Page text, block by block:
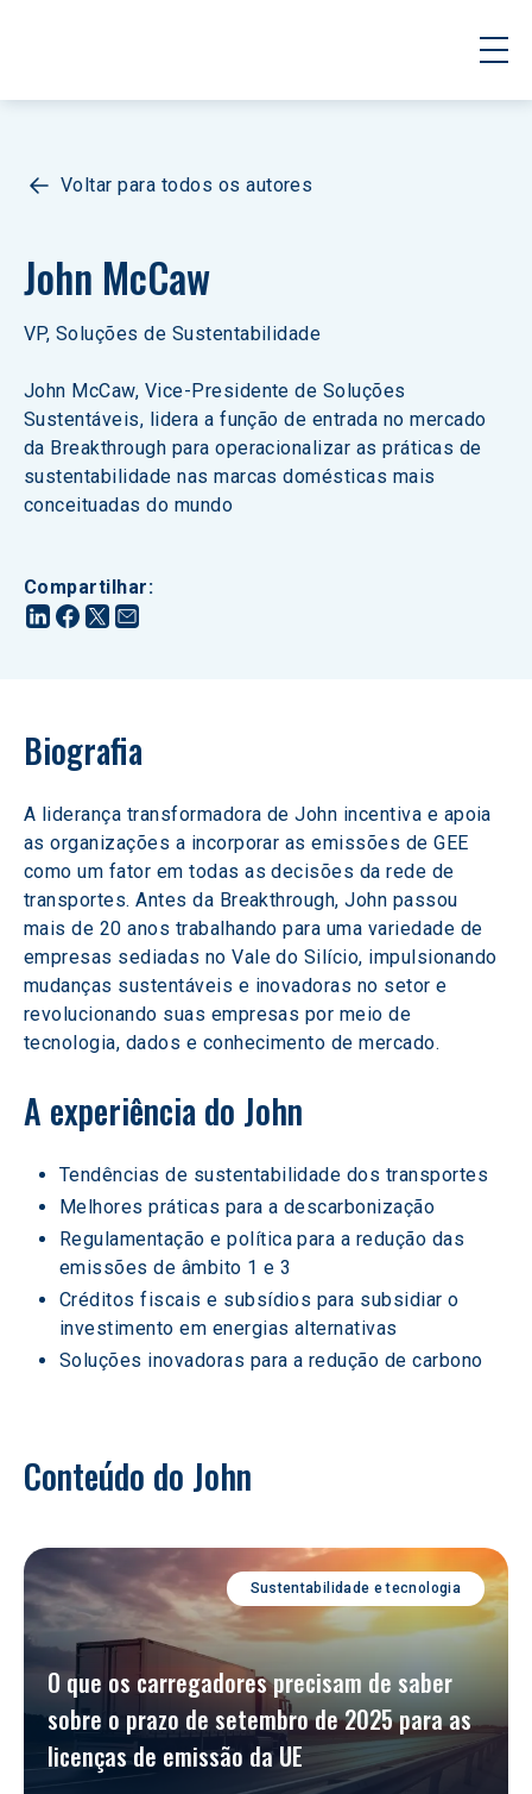
Voltar para todos os autores
John McCaw
VP, Soluções de Sustentabilidade
John McCaw, Vice-Presidente de Soluções
Sustentáveis, lidera a função de entrada no mercado
da Breakthrough para operacionalizar as práticas de
sustentabilidade nas marcas domésticas mais
conceituadas do mundo
Compartilhar:
Biografia
A liderança transformadora de John incentiva e apoia
as organizações a incorporar as emissões de GEE
como um fator em todas as decisões da rede de
transportes. Antes da Breakthrough, John passou
mais de 20 anos trabalhando para uma variedade de
empresas sediadas no Vale do Silício, impulsionando
mudanças sustentáveis e inovadoras no setor e
revolucionando suas empresas por meio de
tecnologia, dados e conhecimento de mercado.
Tendências de sustentabilidade dos transportes
Melhores práticas para a descarbonização
Regulamentação e política para a redução das
emissões de âmbito 1 e 3
Créditos fiscais e subsídios para subsidiar o
investimento em energias alternativas
Soluções inovadoras para a redução de carbono
Conteúdo do John
Sustentabilidade e tecnologia
O que os carregadores precisam de saber
sobre o prazo de setembro de 2025 para as
licenças de emissão da UE